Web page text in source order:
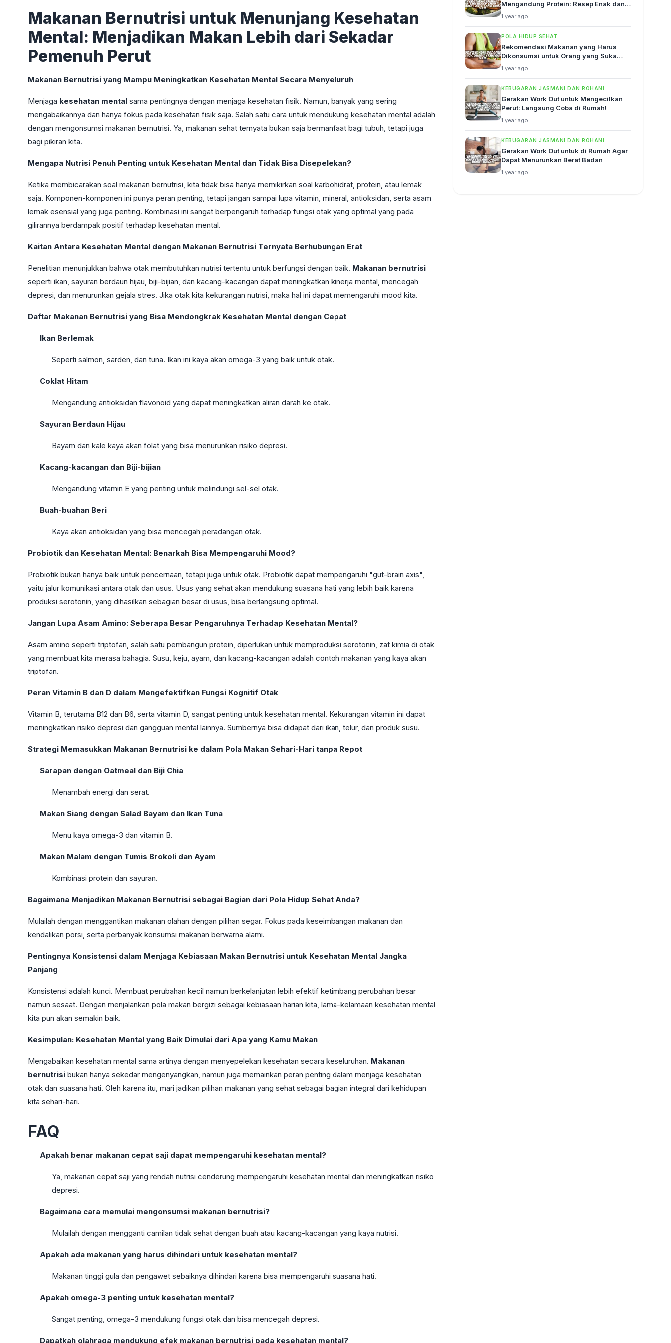
Makanan Bernutrisi untuk Menunjang Kesehatan
Mental: Menjadikan Makan Lebih dari Sekadar
Pemenuh Perut
Makanan Bernutrisi yang Mampu Meningkatkan Kesehatan Mental Secara Menyeluruh
Menjaga kesehatan mental sama pentingnya dengan menjaga kesehatan fisik. Namun, banyak yang sering
mengabaikannya dan hanya fokus pada kesehatan fisik saja. Salah satu cara untuk mendukung kesehatan mental adalah
dengan mengonsumsi makanan bernutrisi. Ya, makanan sehat ternyata bukan saja bermanfaat bagi tubuh, tetapi juga
bagi pikiran kita.
Mengapa Nutrisi Penuh Penting untuk Kesehatan Mental dan Tidak Bisa Disepelekan?
Ketika membicarakan soal makanan bernutrisi, kita tidak bisa hanya memikirkan soal karbohidrat, protein, atau lemak
saja. Komponen-komponen ini punya peran penting, tetapi jangan sampai lupa vitamin, mineral, antioksidan, serta asam
lemak esensial yang juga penting. Kombinasi ini sangat berpengaruh terhadap fungsi otak yang optimal yang pada
gilirannya berdampak positif terhadap kesehatan mental.
Kaitan Antara Kesehatan Mental dengan Makanan Bernutrisi Ternyata Berhubungan Erat
Penelitian menunjukkan bahwa otak membutuhkan nutrisi tertentu untuk berfungsi dengan baik. Makanan bernutrisi
seperti ikan, sayuran berdaun hijau, biji-bijian, dan kacang-kacangan dapat meningkatkan kinerja mental, mencegah
depresi, dan menurunkan gejala stres. Jika otak kita kekurangan nutrisi, maka hal ini dapat memengaruhi mood kita.
Daftar Makanan Bernutrisi yang Bisa Mendongkrak Kesehatan Mental dengan Cepat
Ikan Berlemak
Seperti salmon, sarden, dan tuna. Ikan ini kaya akan omega-3 yang baik untuk otak.
Coklat Hitam
Mengandung antioksidan flavonoid yang dapat meningkatkan aliran darah ke otak.
Sayuran Berdaun Hijau
Bayam dan kale kaya akan folat yang bisa menurunkan risiko depresi.
Kacang-kacangan dan Biji-bijian
Mengandung vitamin E yang penting untuk melindungi sel-sel otak.
Buah-buahan Beri
Kaya akan antioksidan yang bisa mencegah peradangan otak.
Probiotik dan Kesehatan Mental: Benarkah Bisa Mempengaruhi Mood?
Probiotik bukan hanya baik untuk pencernaan, tetapi juga untuk otak. Probiotik dapat mempengaruhi "gut-brain axis",
yaitu jalur komunikasi antara otak dan usus. Usus yang sehat akan mendukung suasana hati yang lebih baik karena
produksi serotonin, yang dihasilkan sebagian besar di usus, bisa berlangsung optimal.
Jangan Lupa Asam Amino: Seberapa Besar Pengaruhnya Terhadap Kesehatan Mental?
Asam amino seperti triptofan, salah satu pembangun protein, diperlukan untuk memproduksi serotonin, zat kimia di otak
yang membuat kita merasa bahagia. Susu, keju, ayam, dan kacang-kacangan adalah contoh makanan yang kaya akan
triptofan.
Peran Vitamin B dan D dalam Mengefektifkan Fungsi Kognitif Otak
Vitamin B, terutama B12 dan B6, serta vitamin D, sangat penting untuk kesehatan mental. Kekurangan vitamin ini dapat
meningkatkan risiko depresi dan gangguan mental lainnya. Sumbernya bisa didapat dari ikan, telur, dan produk susu.
Strategi Memasukkan Makanan Bernutrisi ke dalam Pola Makan Sehari-Hari tanpa Repot
Sarapan dengan Oatmeal dan Biji Chia
Menambah energi dan serat.
Makan Siang dengan Salad Bayam dan Ikan Tuna
Menu kaya omega-3 dan vitamin B.
Makan Malam dengan Tumis Brokoli dan Ayam
Kombinasi protein dan sayuran.
Bagaimana Menjadikan Makanan Bernutrisi sebagai Bagian dari Pola Hidup Sehat Anda?
Mulailah dengan menggantikan makanan olahan dengan pilihan segar. Fokus pada keseimbangan makanan dan
kendalikan porsi, serta perbanyak konsumsi makanan berwarna alami.
Pentingnya Konsistensi dalam Menjaga Kebiasaan Makan Bernutrisi untuk Kesehatan Mental Jangka
Panjang
Konsistensi adalah kunci. Membuat perubahan kecil namun berkelanjutan lebih efektif ketimbang perubahan besar
namun sesaat. Dengan menjalankan pola makan bergizi sebagai kebiasaan harian kita, lama-kelamaan kesehatan mental
kita pun akan semakin baik.
Kesimpulan: Kesehatan Mental yang Baik Dimulai dari Apa yang Kamu Makan
Mengabaikan kesehatan mental sama artinya dengan menyepelekan kesehatan secara keseluruhan. Makanan
bernutrisi bukan hanya sekedar mengenyangkan, namun juga memainkan peran penting dalam menjaga kesehatan
otak dan suasana hati. Oleh karena itu, mari jadikan pilihan makanan yang sehat sebagai bagian integral dari kehidupan
kita sehari-hari.
FAQ
Apakah benar makanan cepat saji dapat mempengaruhi kesehatan mental?
Ya, makanan cepat saji yang rendah nutrisi cenderung mempengaruhi kesehatan mental dan meningkatkan risiko
depresi.
Bagaimana cara memulai mengonsumsi makanan bernutrisi?
Mulailah dengan mengganti camilan tidak sehat dengan buah atau kacang-kacangan yang kaya nutrisi.
Apakah ada makanan yang harus dihindari untuk kesehatan mental?
Makanan tinggi gula dan pengawet sebaiknya dihindari karena bisa mempengaruhi suasana hati.
Apakah omega-3 penting untuk kesehatan mental?
Sangat penting, omega-3 mendukung fungsi otak dan bisa mencegah depresi.
Dapatkah olahraga mendukung efek makanan bernutrisi pada kesehatan mental?
Mengandung Protein: Resep Enak dan
Sehat Abis!
1 year ago
POLA HIDUP SEHAT
Rekomendasi Makanan yang Harus
Dikonsumsi untuk Orang yang Suka
Gym
1 year ago
KEBUGARAN JASMANI DAN ROHANI
Gerakan Work Out untuk Mengecilkan
Perut: Langsung Coba di Rumah!
1 year ago
KEBUGARAN JASMANI DAN ROHANI
Gerakan Work Out untuk di Rumah Agar
Dapat Menurunkan Berat Badan
1 year ago